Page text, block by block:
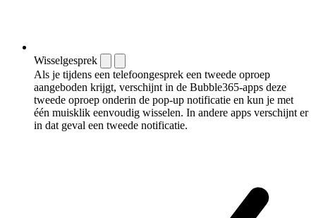
Wisselgesprek
Als je tijdens een telefoongesprek een tweede oproep
aangeboden krijgt, verschijnt in de Bubble365-apps deze
tweede oproep onderin de pop-up notificatie en kun je met
één muisklik eenvoudig wisselen. In andere apps verschijnt er
in dat geval een tweede notificatie.